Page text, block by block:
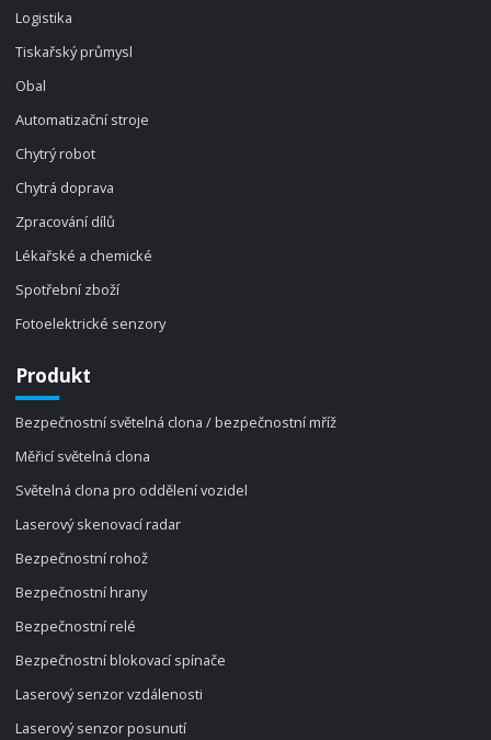
Logistika
Tiskařský průmysl
Obal
Automatizační stroje
Chytrý robot
Chytrá doprava
Zpracování dílů
Lékařské a chemické
Spotřební zboží
Fotoelektrické senzory
Produkt
Bezpečnostní světelná clona / bezpečnostní mříž
Měřicí světelná clona
Světelná clona pro oddělení vozidel
Laserový skenovací radar
Bezpečnostní rohož
Bezpečnostní hrany
Bezpečnostní relé
Bezpečnostní blokovací spínače
Laserový senzor vzdálenosti
Laserový senzor posunutí